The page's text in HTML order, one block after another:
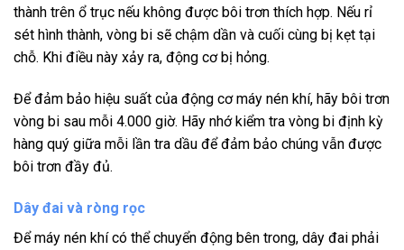
thành trên ổ trục nếu không được bôi trơn thích hợp. Nếu rỉ
sét hình thành, vòng bi sẽ chậm dần và cuối cùng bị kẹt tại
chỗ. Khi điều này xảy ra, động cơ bị hỏng.
Để đảm bảo hiệu suất của động cơ máy nén khí, hãy bôi trơn
vòng bi sau mỗi 4.000 giờ. Hãy nhớ kiểm tra vòng bi định kỳ
hàng quý giữa mỗi lần tra dầu để đảm bảo chúng vẫn được
bôi trơn đầy đủ.
Dây đai và ròng rọc
Để máy nén khí có thể chuyển động bên trong, dây đai phải